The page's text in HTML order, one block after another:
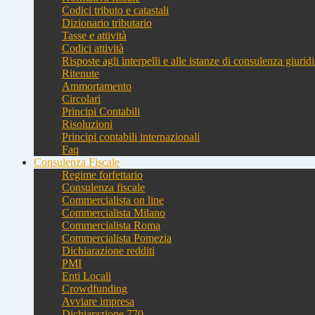
Codici tributo e catastali
Dizionario tributario
Tasse e attività
Codici attività
Risposte agli interpelli e alle istanze di consulenza
Ritenute
Ammortamento
Circolari
Principi Contabili
Risoluzioni
Principi contabili internazionali
Faq
Consulenza Fiscale
Regime forfettario
Consulenza fiscale
Commercialista on line
Commercialista Milano
Commercialista Roma
Commercialista Pomezia
Dichiarazione redditi
PMI
Enti Locali
Crowdfunding
Avviare impresa